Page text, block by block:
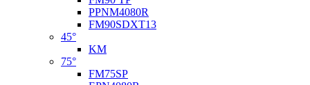
PPNM4080R
FM90SDXT13
45°
KM
75°
FM75SP